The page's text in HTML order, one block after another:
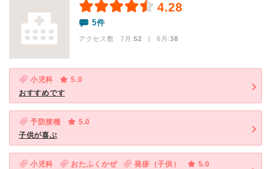
4.28
5件
アクセス数 7月:52 | 6月:38
小児科
5.0
おすすめです
予防接種
5.0
子供が喜ぶ
小児科 おたふくかぜ 発疹（子供）
5.0